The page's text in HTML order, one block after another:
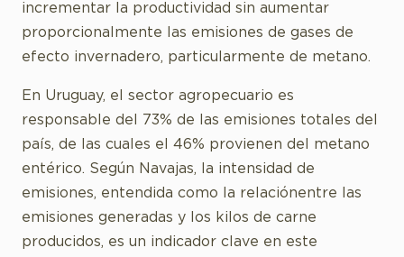
incrementar la productividad sin aumentar
proporcionalmente las emisiones de gases de
efecto invernadero, particularmente de metano.
En Uruguay, el sector agropecuario es
responsable del 73% de las emisiones totales del
país, de las cuales el 46% provienen del metano
entérico. Según Navajas, la intensidad de
emisiones, entendida como la relaciónentre las
emisiones generadas y los kilos de carne
producidos, es un indicador clave en este